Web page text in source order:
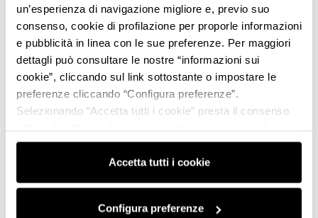
un’esperienza di navigazione migliore e, previo suo
consenso, cookie di profilazione per proporle informazioni
e pubblicità in linea con le sue preferenze. Per maggiori
dettagli può consultare le nostre “informazioni sui
cookie”, cliccando sul link sottostante o impostare le
preferenze cliccando “Configura preferenze”.
Selezionando “Accetta tutti i cookie” presta il consenso
consenso cliccando su “Usa solo i cookie necessari” e
saranno attivati i soli cookie tecnici necessari al corretto
funzionamento del sito.
Accetta tutti i cookie
Configura preferenze
Technical Sponsorships“Con Lamborghini
abbiamo lavorato a una collezione capace di
tradurre questi valori in un linguaggio
contemporaneo, attraverso capi che combinano
ricerca sui materiali, funzionalità ed estetica. Il
risultato finale è un progetto che esprime una
visione comune dell’activewear, nel segno dello
La linea si distingue inoltre per l’impiego di tessuti
verso un’innovazione responsabile. Tutti i tessuti
ECO utilizzati sono realizzati con filato di poliestere